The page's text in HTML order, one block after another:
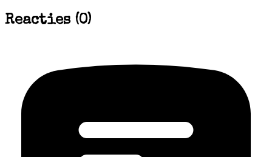
Reacties (0)